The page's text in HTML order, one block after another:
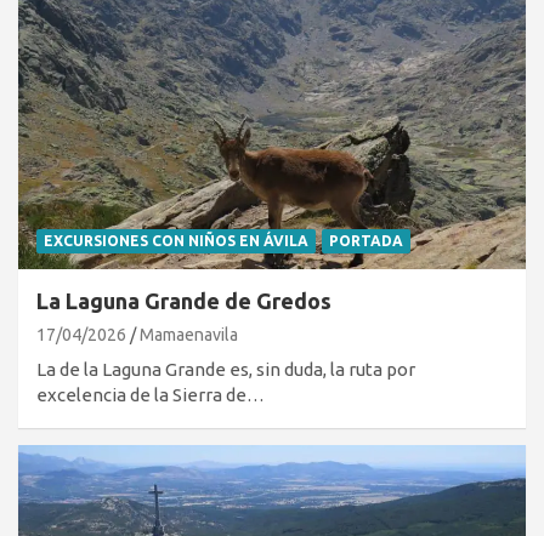
EXCURSIONES CON NIÑOS EN ÁVILA PORTADA
La Laguna Grande de Gredos
17/04/2026 Mamaenavila
La de la Laguna Grande es, sin duda, la ruta por
excelencia de la Sierra de…